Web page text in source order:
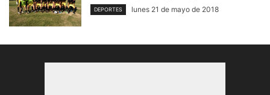
DEPORTES lunes 21 de mayo de 2018